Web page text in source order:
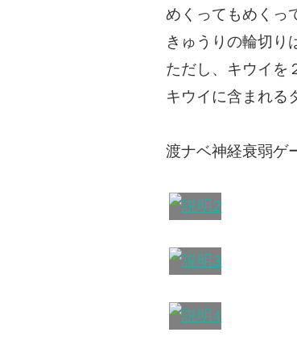
めくってもめくっ
きゅうりの輪切り
ただし、キウイを
キウイに含まれる
渡ナベ神経衰弱ゲ